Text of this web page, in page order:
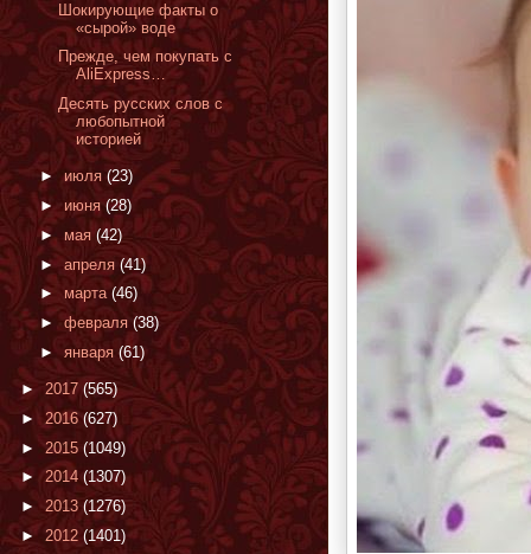
Шокирующие факты о
«сырой» воде
Прежде, чем покупать с
AliExpress…
Десять русских слов с
любопытной
историей
►июля (23)
► июня(28)
► мая (42)
► апреля (41)
► марта(46)
►февраля (38)
► января (61)
► 2017 (565)
► 2016 (627)
►2015 (1049)
► 2014 (1307)
► 2013 (1276)
► 2012 (1401)